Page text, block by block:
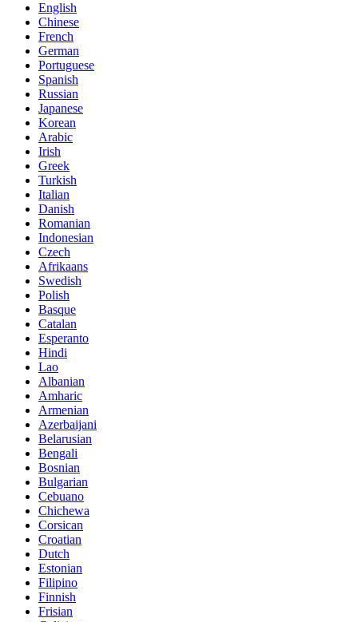
English
Chinese
French
German
Portuguese
Spanish
Russian
Japanese
Korean
Arabic
Irish
Greek
Turkish
Italian
Danish
Romanian
Indonesian
Czech
Afrikaans
Swedish
Polish
Basque
Catalan
Esperanto
Hindi
Lao
Albanian
Amharic
Armenian
Azerbaijani
Belarusian
Bengali
Bosnian
Bulgarian
Cebuano
Chichewa
Corsican
Croatian
Dutch
Estonian
Filipino
Finnish
Frisian